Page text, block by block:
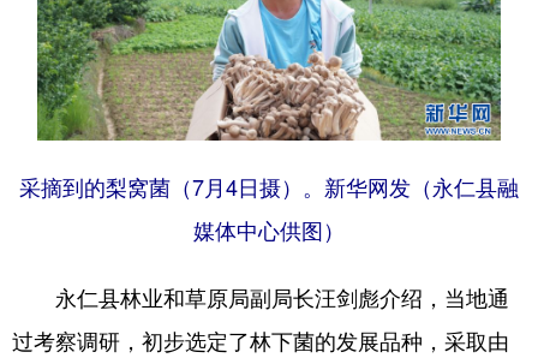
采摘到的梨窝菌（7月4日摄）。新华网发（永仁县融
媒体中心供图）
永仁县林业和草原局副局长汪剑彪介绍，当地通
过考察调研，初步选定了林下菌的发展品种，采取由